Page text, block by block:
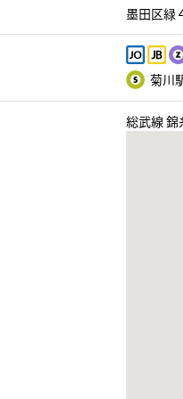
墨田区緑
菊川
総武線 錦